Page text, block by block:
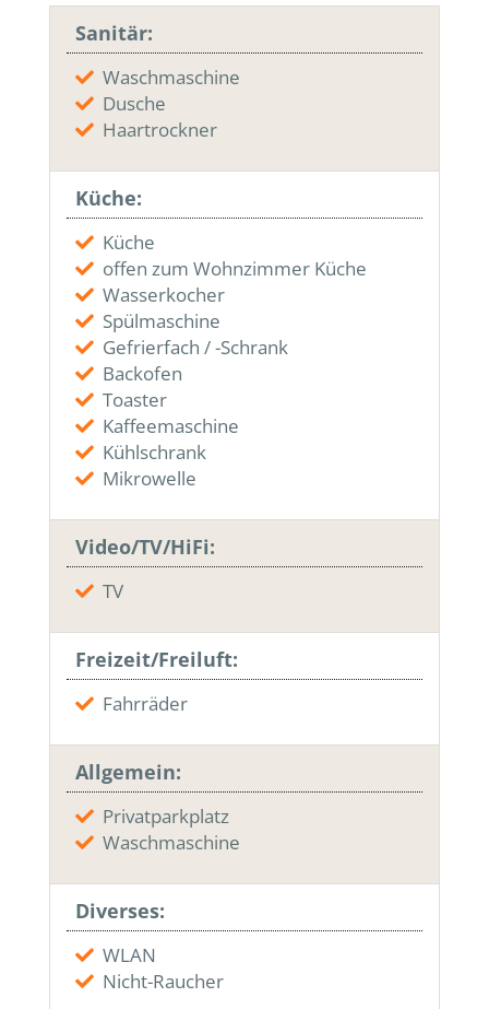
Sanitär:
Waschmaschine
Dusche
Haartrockner
Küche:
Küche
offen zum Wohnzimmer Küche
Wasserkocher
Spülmaschine
Gefrierfach / -Schrank
Backofen
Toaster
Kaffeemaschine
Kühlschrank
Mikrowelle
Video/TV/HiFi:
TV
Freizeit/Freiluft:
Fahrräder
Allgemein:
Privatparkplatz
Waschmaschine
Diverses:
WLAN
Nicht-Raucher